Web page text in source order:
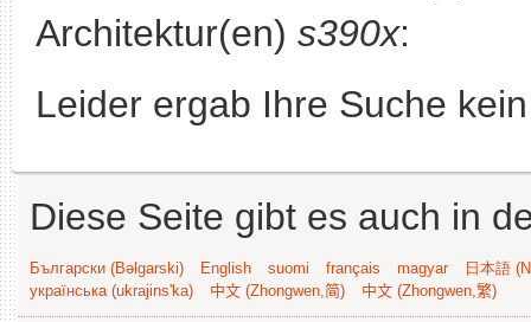
Architektur(en) s390x:
Leider ergab Ihre Suche
Diese Seite gibt es auch in
Български (Bəlgarski) English suomi français magyar
日本語
українська (ukrajins'ka)
中文 (Zhongwen,简) 中文 (Zhongwen,繁)